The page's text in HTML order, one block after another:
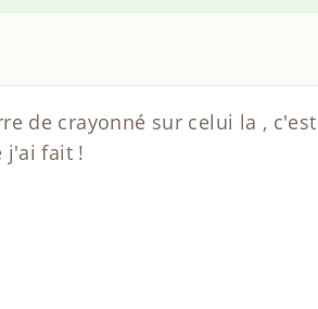
de crayonné sur celui la ,
j'ai fait !